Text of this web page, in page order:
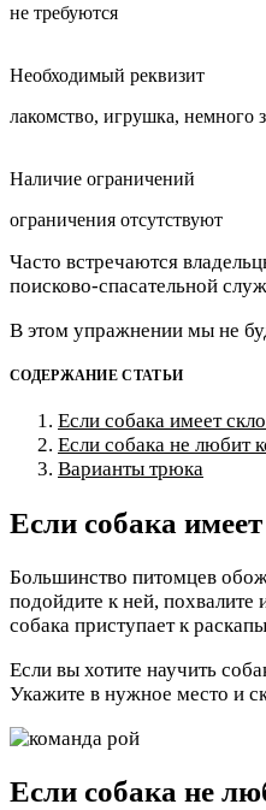
не требуются
Необходимый реквизит
лакомство, игрушка, немного
Наличие ограничений
ограничения отсутствуют
Часто встречаются
поисково-спасательной
В этом упражнении мы не
СОДЕРЖАНИЕ СТАТЬИ
Если собака имеет
Если собака не любит
Варианты трюка
Если собака
Большинство питомцев
подойдите к ней, похвалите
собака приступает к
Если вы хотите научить
Укажите в нужное место и
Если собака не